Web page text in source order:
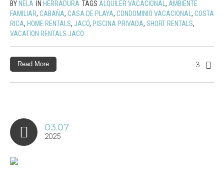
BY NELA IN HERRADURA TAGS ALQUILER VACACIONAL, AMBIENTE
FAMILIAR, CABAÑA, CASA DE PLAYA, CONDOMINIO VACACIONAL, COSTA
RICA, HOME RENTALS, JACÓ, PISCINA PRIVADA, SHORT RENTALS,
VACATION RENTALS JACO
3
Read More
03.07
2025